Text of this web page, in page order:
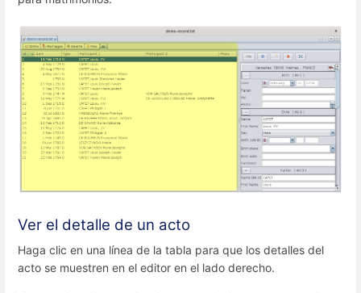
Ver el detalle de un acto
Haga clic en una línea de la tabla para que los detalles del
acto se muestren en el editor en el lado derecho.